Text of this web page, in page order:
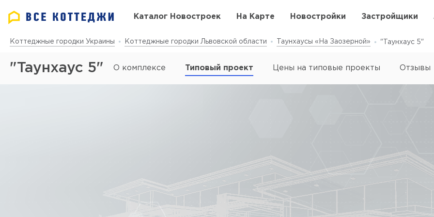
Каталог Новостроек На Карте Новостройки Застройщики
Коттеджные городки Украины Коттеджные городки Львовской области Таунхаусы «На Заозерной» "Таунхаус 5"
"Таунхаус 5" О комплексе Типовый проект Цены на типовые проекты Отзывы